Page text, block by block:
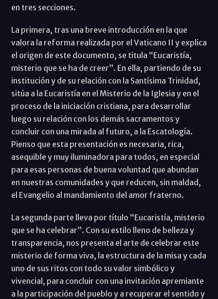
en tres secciones.
La primera, tras una breve introducción en la que
valora la reforma realizada por el Vaticano II y explica
el origen de este documento, se titula “Eucaristía,
misterio que se ha de creer”. En ella, partiendo de su
institución y de su relación con la Santísima Trinidad,
sitúa a la Eucaristía en el Misterio de la Iglesia y en el
proceso de la iniciación cristiana, para desarrollar
luego su relación con los demás sacramentos y
concluir con una mirada al futuro, a la Escatología.
Pienso que esta presentación es necesaria, rica,
asequible y muy iluminadora para todos, en especial
para esas personas de buena voluntad que abundan
en nuestras comunidades y que reducen, sin maldad,
el Evangelio al mandamiento del amor fraterno.
La segunda parte lleva por título “Eucaristía, misterio
que se ha celebrar”. Con su estilo lleno de belleza y
transparencia, nos presenta el arte de celebrar este
misterio de forma viva, la estructura de la misa y cada
uno de sus ritos con todo su valor simbólico y
vivencial, para concluir con una invitación apremiante
a la participación del pueblo y a recuperar el sentido y